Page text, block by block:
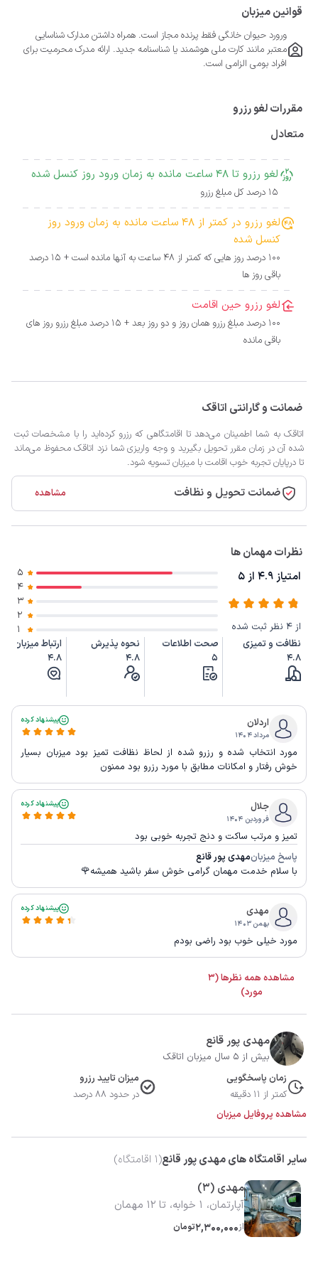
قوانین میزبان
ورورد حیوان خانگی فقط پرنده مجاز است. همراه داشتن مدارک شناسایی
معتبر مانند کارت ملی هوشمند یا شناسنامه جدید. ارائه مدرک محرمیت برای
افراد بومی الزامی است.
مقررات لغو رزرو
متعادل
لغو رزرو تا 48 ساعت مانده به زمان ورود روز کنسل شده
15 درصد کل مبلغ رزرو
لغو رزرو در کمتر از 48 ساعت مانده به زمان ورود روز
کنسل شده
100 درصد روز هایی که کمتر از 48 ساعت به آنها مانده است + 15 درصد
باقی روز ها
لغو رزرو حین اقامت
100 درصد مبلغ رزرو همان روز و دو روز بعد + 15 درصد مبلغ رزرو روز های
باقی مانده
ضمانت و گارانتی اتاقک
اتاقک به شما اطمینان می‌دهد تا اقامتگاهی که رزرو کرده‌اید را با مشخصات ثبت
شده آن در زمان مقرر تحویل بگیرید و وجه واریزی شما نزد اتاقک محفوظ می‌ماند
تا درپایان تجربه خوب اقامت با میزبان تسویه شود.
ضمانت تحویل و نظافت مشاهده
نظرات مهمان ها
امتیاز 4.9 از 5
از 4 نظر ثبت شده
5
4
3
2
1
نظافت و تمیزی
4.8
صحت اطلاعات
5
نحوه پذیرش
4.8
ارتباط میزبان
4.8
اردلان
مرداد ۱۴۰۴
پیشنهاد کرده
مورد انتخاب شده و رزرو شده از لحاظ نظافت تمیز بود میزبان بسیار
خوش رفتار و امکانات مطابق با مورد رزرو بود ممنون
جلال
فروردین ۱۴۰۴
پیشنهاد کرده
تمیز و مرتب ساکت و دنج تجربه خوبی بود
پاسخ میزبانمهدی پور قانع
با سلام خدمت مهمان گرامی خوش سفر باشید همیشه🌹
مهدی
بهمن ۱۴۰۳
پیشنهاد کرده
مورد خیلی خوب بود راضی بودم
مشاهده همه نظرها (3
مورد)
مهدی پور قانع
بیش از 5 سال میزبان اتاقک
زمان پاسخگویی
کمتر از 11 دقیقه
میزان تایید رزرو
در حدود 88 درصد
مشاهده پروفایل میزبان
سایر اقامتگاه های مهدی پور قانع(
1 اقامتگاه)
مهدی (3)
آپارتمان، 1 خوابه، تا 12 مهمان
از2,300,000تومان